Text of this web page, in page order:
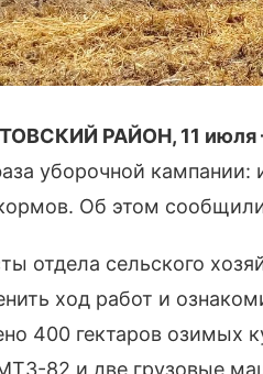
РАЙОН, 11 июля
уборочной
кормов. Об этом
отдела сельского
ход работ и
400 гектаров озимых
82 и две грузовые